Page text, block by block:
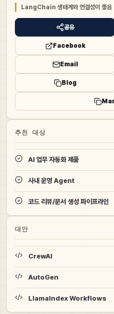
LangChain 생태계와 연결성이 좋음
공유
Facebook
Email
Blog
추천 대상
AI 업무 자동화 제품
사내 운영 Agent
코드 리뷰/문서 생성 파이프라인
대안
CrewAI
AutoGen
LlamaIndex Workflows